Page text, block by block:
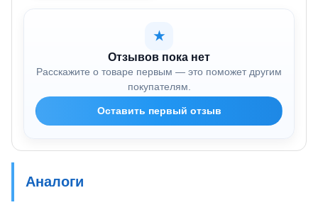
★
Отзывов пока нет
Расскажите о товаре первым — это поможет другим
покупателям.
Оставить первый отзыв
Аналоги